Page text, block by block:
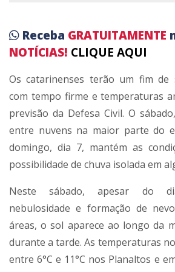
Receba GRATUITAMENTE
NOTÍCIAS! CLIQUE AQUI
Os catarinenses terão um fim de
com tempo firme e temperaturas
previsão da Defesa Civil. O
entre nuvens na maior parte do
domingo, dia 7, mantém as
possibilidade de chuva isolada em
Neste sábado, apesar do
nebulosidade e formação de
áreas, o sol aparece ao longo da
durante a tarde. As temperaturas
entre 6°C e 11°C nos Planaltos e